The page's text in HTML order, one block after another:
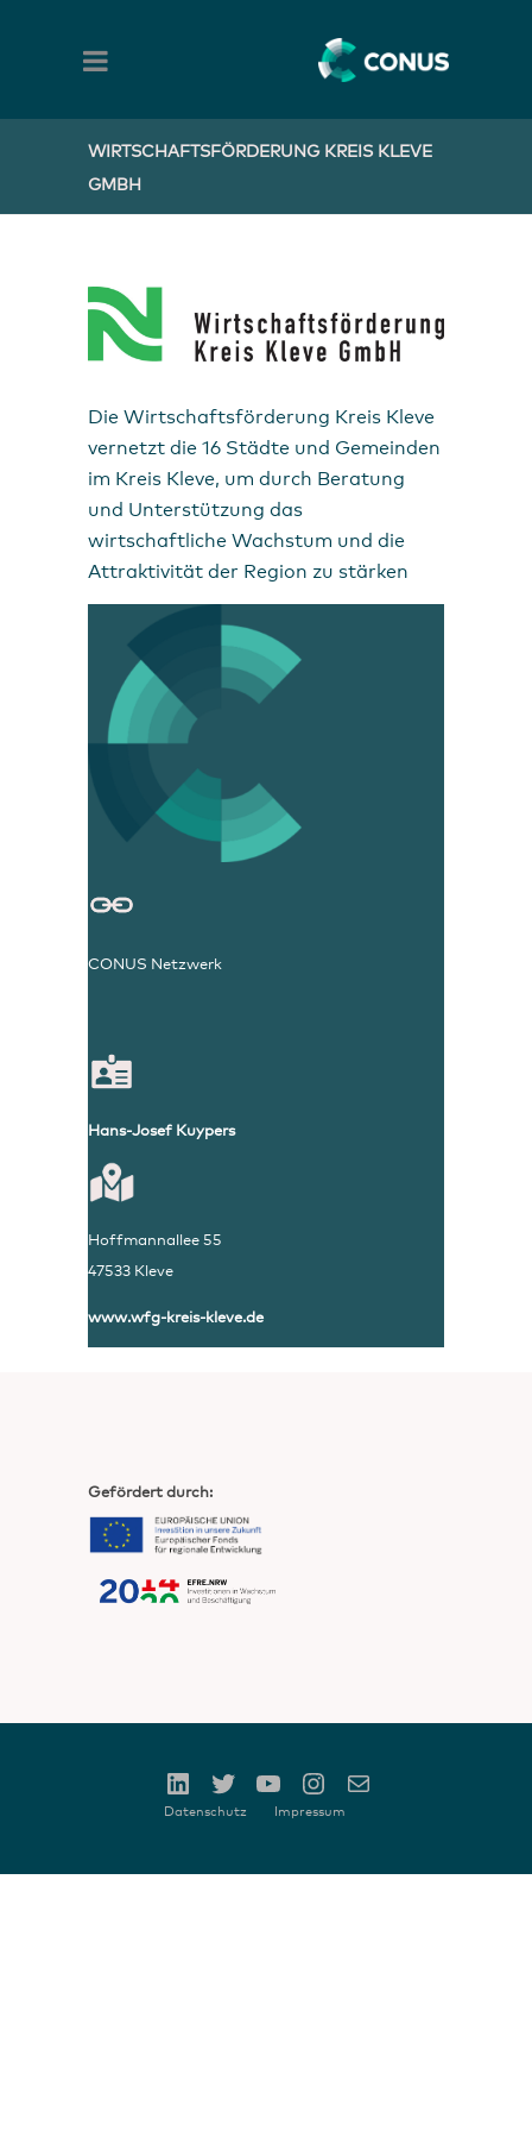
WIRTSCHAFTSFÖRDERUNG KREIS KLEVE
GMBH
Die Wirtschaftsförderung Kreis Kleve
vernetzt die 16 Städte und Gemeinden
im Kreis Kleve, um durch Beratung
und Unterstützung das
wirtschaftliche Wachstum und die
Attraktivität der Region zu stärken
CONUS Netzwerk
Hans-Josef Kuypers
Hoffmannallee 55
47533 Kleve
www.wfg-kreis-kleve.de
Gefördert durch:
Datenschutz Impressum